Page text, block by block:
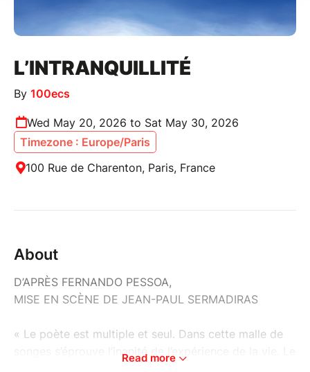
L’INTRANQUILLITÉ
By 100ecs
Wed May 20, 2026 to Sat May 30, 2026
Timezone : Europe/Paris
100 Rue de Charenton, Paris, France
About
D’APRÈS FERNANDO PESSOA,
MISE EN SCÈNE DE JEAN-PAUL SERMADIRAS
« Le poète est multiple et seul. Dans cette malle de
songes s’éprouve l’inanité de l’expérience de la vie. Le
Read more